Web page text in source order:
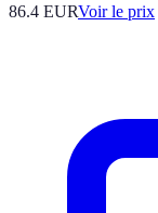
86.4 EURVoir le prix